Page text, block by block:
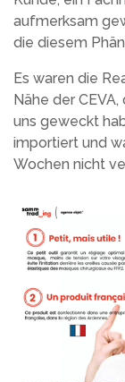
aufmerksam
die diesem
Es waren die
Nähe der
uns geweckt
importiert und
Wochen nicht